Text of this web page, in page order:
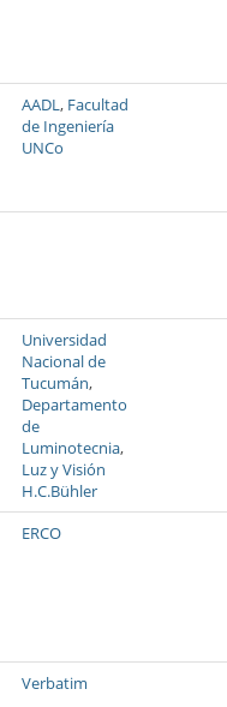
AADL, Facultad
de Ingeniería
UNCo
Universidad
Nacional de
Tucumán,
Departamento
de
Luminotecnia,
Luz y Visión
H.C.Bühler
ERCO
Verbatim